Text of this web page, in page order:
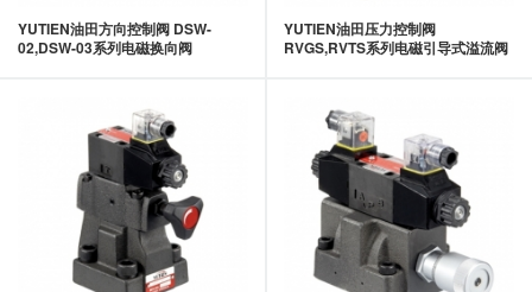
YUTIEN油田方向控制阀 DSW-
02,DSW-03系列电磁换向阀
YUTIEN油田压力控制阀
RVGS,RVTS系列电磁引导式溢流阀